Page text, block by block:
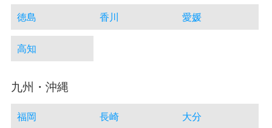
徳島 香川 愛媛
高知
九州・沖縄
福岡 長崎 大分